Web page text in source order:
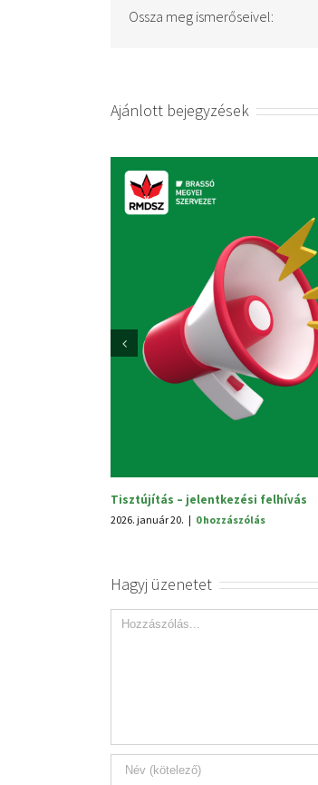
Ossza meg ismerőseivel:
Ajánlott bejegyzések
Sajtóközlemény
2025. október 3. | 0 hozzászólás